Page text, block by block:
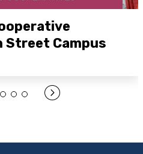
Street Campus